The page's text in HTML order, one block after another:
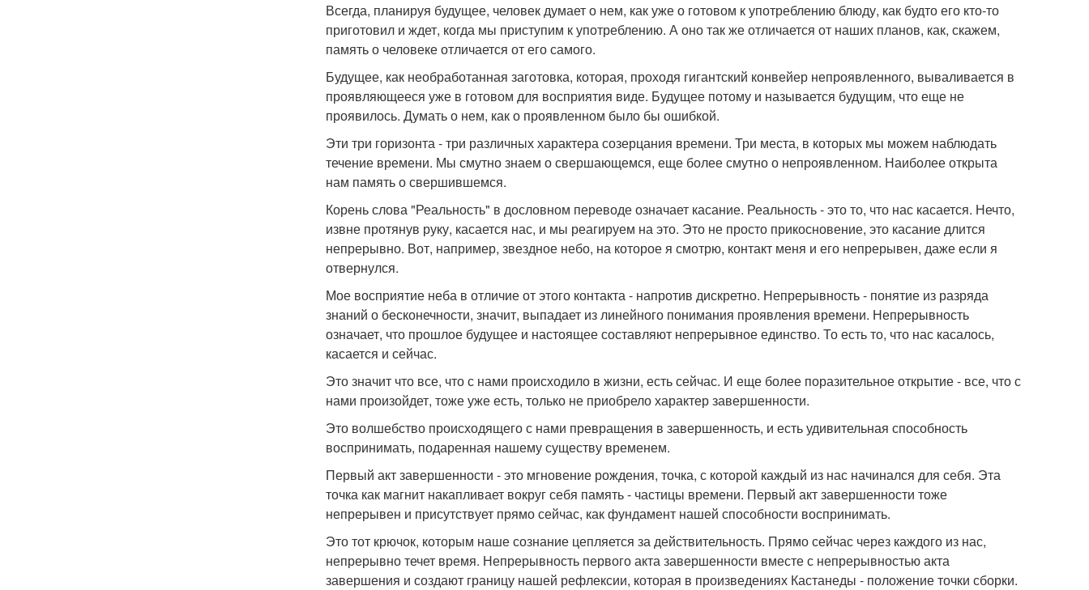
Всегда, планируя будущее, человек думает о нем, как уже о готовом к употреблению блюду, как будто его кто-то
приготовил и ждет, когда мы приступим к употреблению. А оно так же отличается от наших планов, как, скажем,
память о человеке отличается от его самого.
Будущее, как необработанная заготовка, которая, проходя гигантский конвейер непроявленного, вываливается в
проявляющееся уже в готовом для восприятия виде. Будущее потому и называется будущим, что еще не
проявилось. Думать о нем, как о проявленном было бы ошибкой.
Эти три горизонта - три различных характера созерцания времени. Три места, в которых мы можем наблюдать
течение времени. Мы смутно знаем о свершающемся, еще более смутно о непроявленном. Наиболее открыта
нам память о свершившемся.
Корень слова "Реальность" в дословном переводе означает касание. Реальность - это то, что нас касается. Нечто,
извне протянув руку, касается нас, и мы реагируем на это. Это не просто прикосновение, это касание длится
непрерывно. Вот, например, звездное небо, на которое я смотрю, контакт меня и его непрерывен, даже если я
отвернулся.
Мое восприятие неба в отличие от этого контакта - напротив дискретно. Непрерывность - понятие из разряда
знаний о бесконечности, значит, выпадает из линейного понимания проявления времени. Непрерывность
означает, что прошлое будущее и настоящее составляют непрерывное единство. То есть то, что нас касалось,
касается и сейчас.
Это значит что все, что с нами происходило в жизни, есть сейчас. И еще более поразительное открытие - все, что с
нами произойдет, тоже уже есть, только не приобрело характер завершенности.
Это волшебство происходящего с нами превращения в завершенность, и есть удивительная способность
воспринимать, подаренная нашему существу временем.
Первый акт завершенности - это мгновение рождения, точка, с которой каждый из нас начинался для себя. Эта
точка как магнит накапливает вокруг себя память - частицы времени. Первый акт завершенности тоже
непрерывен и присутствует прямо сейчас, как фундамент нашей способности воспринимать.
Это тот крючок, которым наше сознание цепляется за действительность. Прямо сейчас через каждого из нас,
непрерывно течет время. Непрерывность первого акта завершенности вместе с непрерывностью акта
завершения и создают границу нашей рефлексии, которая в произведениях Кастанеды - положение точки сборки.